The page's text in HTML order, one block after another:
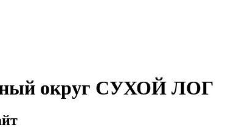
округ СУХОЙ ЛОГ